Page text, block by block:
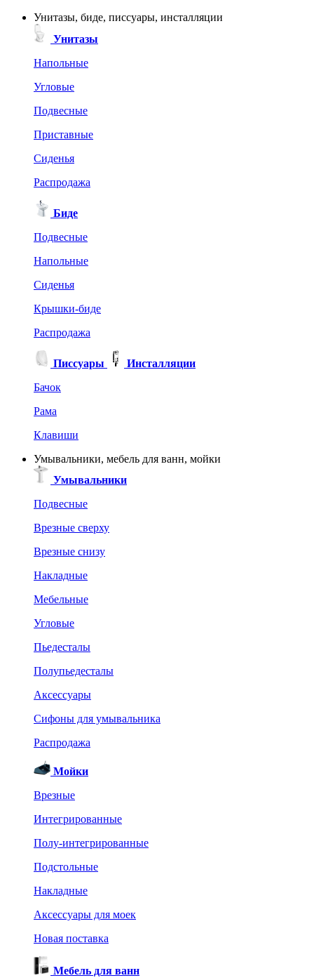
Унитазы, биде, писсуары, инсталляции
Унитазы
Напольные
Угловые
Подвесные
Приставные
Сиденья
Распродажа
Биде
Подвесные
Напольные
Сиденья
Крышки-биде
Распродажа
Писсуары
Инсталляции
Бачок
Рама
Клавиши
Умывальники, мебель для ванн, мойки
Умывальники
Подвесные
Врезные сверху
Врезные снизу
Накладные
Мебельные
Угловые
Пьедесталы
Полупьедесталы
Аксессуары
Сифоны для умывальника
Распродажа
Мойки
Врезные
Интегрированные
Полу-интегрированные
Подстольные
Накладные
Аксессуары для моек
Новая поставка
Мебель для ванн